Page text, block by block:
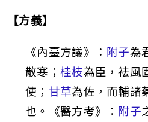
【方義】
《內臺方議》： 附子為
散寒； 桂枝為臣，祛風
使； 甘草為佐，而輔諸
也。《醫方考》： 附子